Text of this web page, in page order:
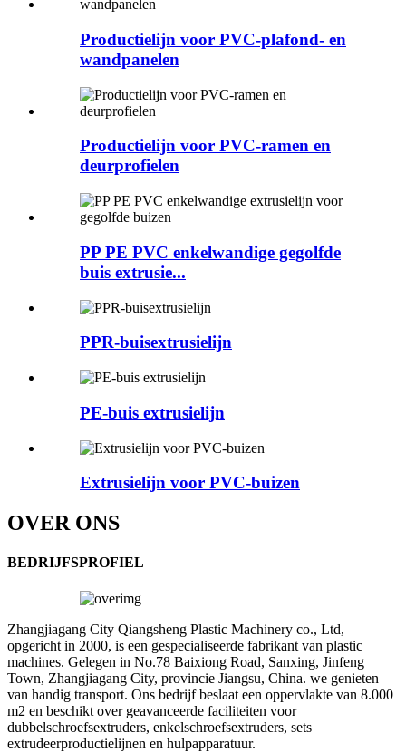
Productielijn voor PVC-plafond- en
wandpanelen
Productielijn voor PVC-ramen en
deurprofielen
PP PE PVC enkelwandige gegolfde
buis extrusie...
PPR-buisextrusielijn
PE-buis extrusielijn
Extrusielijn voor PVC-buizen
OVER ONS
BEDRIJFSPROFIEL
Zhangjiagang City Qiangsheng Plastic Machinery co., Ltd,
opgericht in 2000, is een gespecialiseerde fabrikant van plastic
machines. Gelegen in No.78 Baixiong Road, Sanxing, Jinfeng
Town, Zhangjiagang City, provincie Jiangsu, China. we genieten
van handig transport. Ons bedrijf beslaat een oppervlakte van 8.000
m2 en beschikt over geavanceerde faciliteiten voor
dubbelschroefsextruders, enkelschroefsextruders, sets
extrudeerproductielijnen en hulpapparatuur.